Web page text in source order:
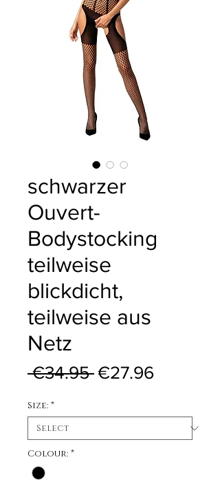
schwarzer
Ouvert-
Bodystocking
teilweise
blickdicht,
teilweise aus
Netz
€34.95 Regular Price
€27.96
Size: *
Colour: *